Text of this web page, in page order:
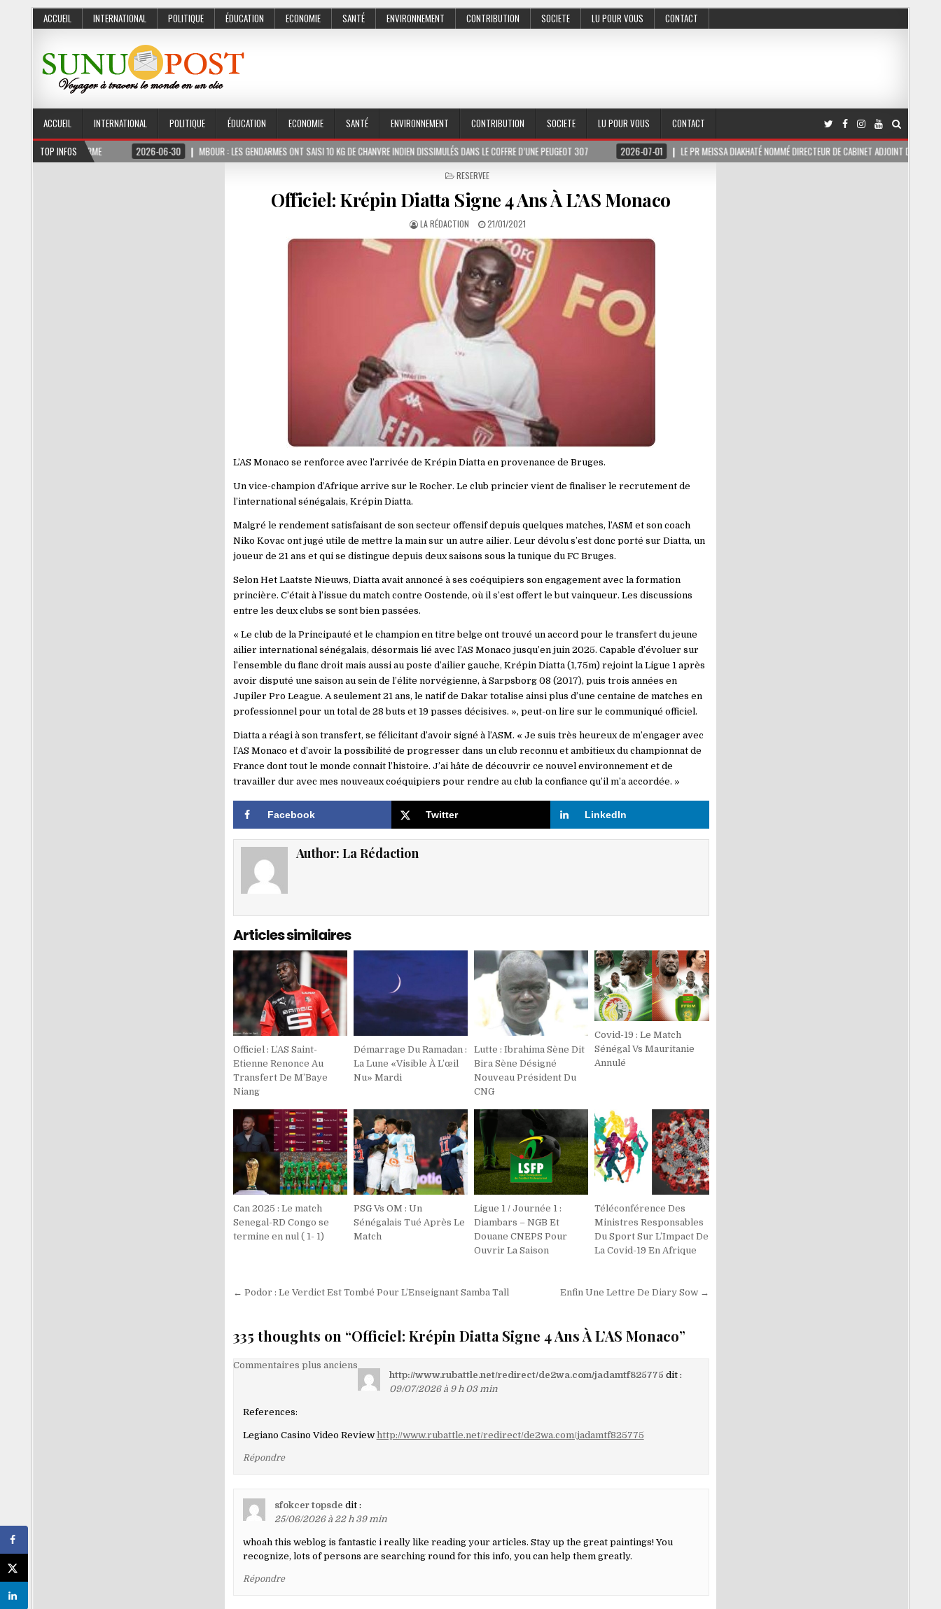
ACCUEIL INTERNATIONAL POLITIQUE ÉDUCATION ECONOMIE SANTÉ ENVIRONNEMENT CONTRIBUTION SOCIETE LU POUR VOUS CONTACT
ACCUEIL INTERNATIONAL POLITIQUE ÉDUCATION ECONOMIE SANTÉ ENVIRONNEMENT CONTRIBUTION SOCIETE LU POUR VOUS
CONTACT
TOP INFOS2026-06-30 MBOUR : LES GENDARMES ONT SAISI 10 KG DE CHANVRE INDIEN DISSIMULÉS DANS LE COFFRE D’UNE PEUGEOT 307 2026-07-01 LE PR MEISSA DIAKHATÉ NOMMÉ DIRECTEUR DE CABINET ADJOINT DU PRÉSIDENT DE LA
POSTED
RESERVEE
Officiel: Krépin Diatta Signe 4 Ans À L’AS Monaco
LA RÉDACTION 21/01/2021
L’AS Monaco se renforce avec l’arrivée de Krépin Diatta en provenance de Bruges.
Un vice-champion d’Afrique arrive sur le Rocher. Le club princier vient de finaliser le recrutement de
l’international sénégalais, Krépin Diatta.
Malgré le rendement satisfaisant de son secteur offensif depuis quelques matches, l’ASM et son coach
Niko Kovac ont jugé utile de mettre la main sur un autre ailier. Leur dévolu s’est donc porté sur Diatta, un
joueur de 21 ans et qui se distingue depuis deux saisons sous la tunique du FC Bruges.
Selon Het Laatste Nieuws, Diatta avait annoncé à ses coéquipiers son engagement avec la formation
princière. C’était à l’issue du match contre Oostende, où il s’est offert le but vainqueur. Les discussions
entre les deux clubs se sont bien passées.
« Le club de la Principauté et le champion en titre belge ont trouvé un accord pour le transfert du jeune
ailier international sénégalais, désormais lié avec l’AS Monaco jusqu’en juin 2025. Capable d’évoluer sur
l’ensemble du flanc droit mais aussi au poste d’ailier gauche, Krépin Diatta (1,75m) rejoint la Ligue 1 après
avoir disputé une saison au sein de l’élite norvégienne, à Sarpsborg 08 (2017), puis trois années en
Jupiler Pro League. A seulement 21 ans, le natif de Dakar totalise ainsi plus d’une centaine de matches en
professionnel pour un total de 28 buts et 19 passes décisives. », peut-on lire sur le communiqué officiel.
Diatta a réagi à son transfert, se félicitant d’avoir signé à l’ASM. « Je suis très heureux de m’engager avec
l’AS Monaco et d’avoir la possibilité de progresser dans un club reconnu et ambitieux du championnat de
France dont tout le monde connait l’histoire. J’ai hâte de découvrir ce nouvel environnement et de
travailler dur avec mes nouveaux coéquipiers pour rendre au club la confiance qu’il m’a accordée. »
Facebook Twitter LinkedIn
Author: La Rédaction
Articles similaires
Officiel : L’AS Saint-
Etienne Renonce Au
Transfert De M’Baye
Niang
Démarrage Du Ramadan :
La Lune «Visible À L’œil
Nu» Mardi
Lutte : Ibrahima Sène Dit
Bira Sène Désigné
Nouveau Président Du
CNG
Covid-19 : Le Match
Sénégal Vs Mauritanie
Annulé
Can 2025 : Le match
Senegal-RD Congo se
termine en nul ( 1- 1)
PSG Vs OM : Un
Sénégalais Tué Après Le
Match
Ligue 1 / Journée 1 :
Diambars – NGB Et
Douane CNEPS Pour
Ouvrir La Saison
Téléconférence Des
Ministres Responsables
Du Sport Sur L’Impact De
La Covid-19 En Afrique
Navigation
l’article
← Podor : Le Verdict Est Tombé Pour L’Enseignant Samba Tall Enfin Une Lettre De Diary Sow →
335 thoughts on “Officiel: Krépin Diatta Signe 4 Ans À L’AS Monaco”
Navigation
les
commentaires
Commentaires plus anciens
http://www.rubattle.net/redirect/de2wa.com/jadamtf825775 dit :
09/07/2026 à 9 h 03 min
References:
Legiano Casino Video Review http://www.rubattle.net/redirect/de2wa.com/jadamtf825775
Répondre
sfokcer topsde dit :
25/06/2026 à 22 h 39 min
whoah this weblog is fantastic i really like reading your articles. Stay up the great paintings! You
recognize, lots of persons are searching round for this info, you can help them greatly.
Répondre